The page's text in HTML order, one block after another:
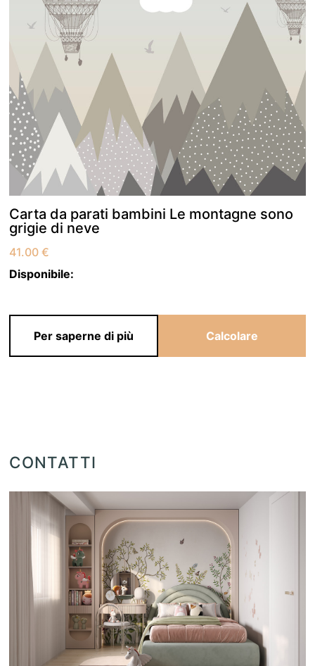
Carta da parati bambini Le montagne sono
grigie di neve
41.00€
Disponibile:
Per saperne di più Calcolare
CONTATTI